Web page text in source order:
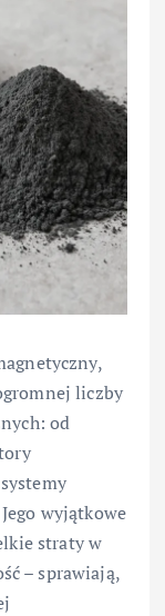
liczby
od
wyjątkowe
straty w
– sprawiają,